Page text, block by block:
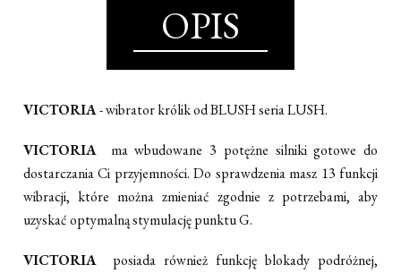
OPIS
VICTORIA- wibrator królik od BLUSH seria LUSH.
VICTORIA ma wbudowane 3 potężne silniki gotowe do
dostarczania Ci przyjemności. Do sprawdzenia masz 13 funkcji
wibracji, które można zmieniać zgodnie z potrzebami, aby
uzyskać optymalną stymulację punktu G.
VICTORIA posiada również funkcję blokady podróżnej,